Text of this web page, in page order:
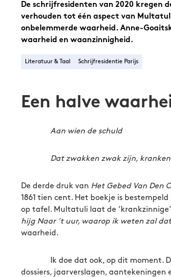
De schrijfresidenten van 2020 kregen
verhouden tot één aspect van
onbelemmerde waarheid. Anne-
waarheid en waanzinnigheid.
Literatuur & Taal Schrijfresidentie Parijs
Een halve
Aan wien de schuld
Dat zwakken zwak zijn, kranken
De derde druk van Het Gebed Van Den
1861 tien cent. Het boekje is
op tafel. Multatuli laat de
hijg Naar ’t uur, waarop ik weten zal
waarheid.
Ik doe dat ook, op dit moment.
dossiers, jaarverslagen, aantekeningen